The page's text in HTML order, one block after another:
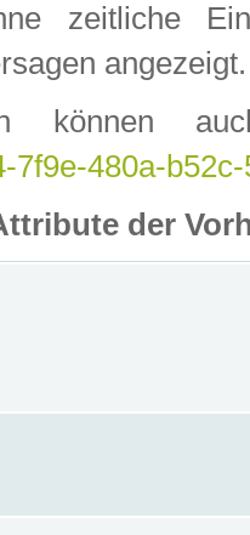
zeitliche
angezeigt.
können
7f9e-480a-
der